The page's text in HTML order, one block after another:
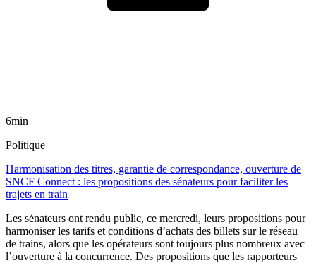
6min
Politique
Harmonisation des titres, garantie de correspondance, ouverture de
SNCF Connect : les propositions des sénateurs pour faciliter les
trajets en train
Les sénateurs ont rendu public, ce mercredi, leurs propositions pour
harmoniser les tarifs et conditions d’achats des billets sur le réseau
de trains, alors que les opérateurs sont toujours plus nombreux avec
l’ouverture à la concurrence. Des propositions que les rapporteurs